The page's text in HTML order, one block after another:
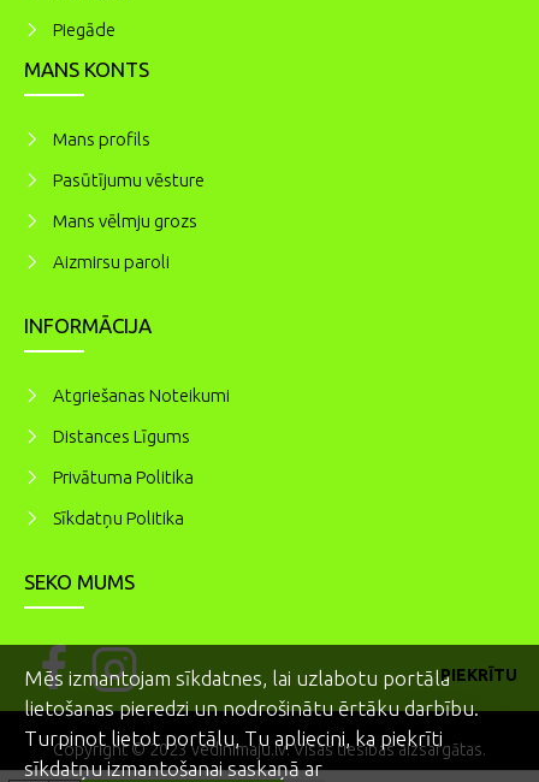
Piegāde
MANS KONTS
Mans profils
Pasūtījumu vēsture
Mans vēlmju grozs
Aizmirsu paroli
INFORMĀCIJA
Atgriešanas Noteikumi
Distances Līgums
Privātuma Politika
Sīkdatņu Politika
SEKO MUMS
Copyright © 2023 vedinimaju.lv. Visas tiesības aizsargātas.
PIEKRĪTU
Mēs izmantojam sīkdatnes, lai uzlabotu portāla
lietošanas pieredzi un nodrošinātu ērtāku darbību.
Turpinot lietot portālu, Tu apliecini, ka piekrīti
sīkdatņu izmantošanai saskaņā ar